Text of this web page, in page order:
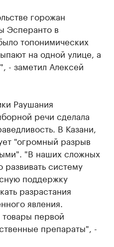
горожан
Эсперанто в
топонимических
на одной улице, а
- заметил Алексей
Раушания
речи сделала
В Казани,
"огромный разрыв
"В наших сложных
систему
поддержку
разрастания
явления.
первой
препараты", -